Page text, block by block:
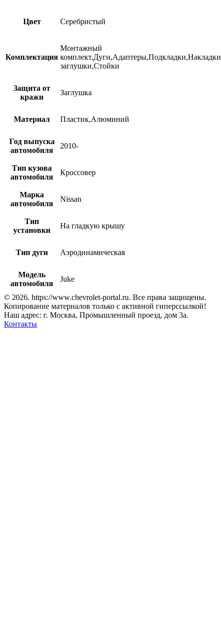
Цвет Серебристый
Комплектация
Монтажный
заглушки,Стойки
Защита от
кражи
Заглушка
Материал Пластик,Алюминий
Год выпуска
автомобиля
2010-
Тип кузова
автомобиля
Кроссовер
Марка
автомобиля
Nissan
Тип
установки
На гладкую крышу
Тип дуги Аэродинамическая
Модель
автомобиля
Juke
© 2026. https://www.chevrolet-portal.ru. Все права защищены.
Копирование материалов только с активной гиперссылкой!
Наш адрес: г. Москва, Промышленный проезд, дом 3а.
Контакты